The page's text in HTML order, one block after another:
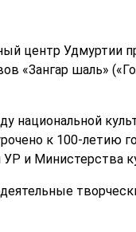
центр Удмуртии
«Зангар шаль»
национальной
к 100-летию
и Министерства